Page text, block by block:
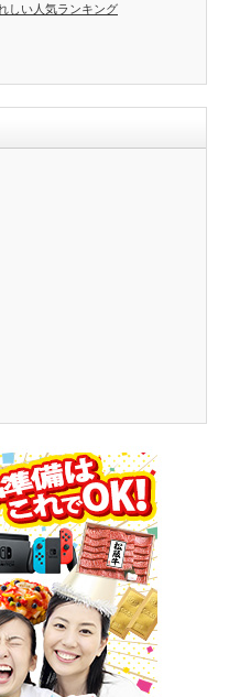
しい人気ランキング